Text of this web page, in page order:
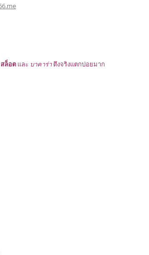
สล็อต และ บาคาร่าตึงจริงแตกบ่อยมาก